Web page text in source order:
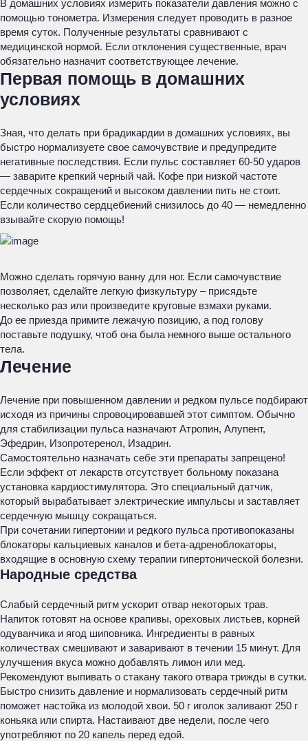
В домашних условиях измерить показатели давления можно с
помощью тонометра. Измерения следует проводить в разное
время суток. Полученные результаты сравнивают с
медицинской нормой. Если отклонения существенные, врач
обязательно назначит соответствующее лечение.
Первая помощь в домашних
условиях
Зная, что делать при брадикардии в домашних условиях, вы
быстро нормализуете свое самочувствие и предупредите
негативные последствия. Если пульс составляет 60-50 ударов
— заварите крепкий черный чай. Кофе при низкой частоте
сердечных сокращений и высоком давлении пить не стоит.
Если количество сердцебиений снизилось до 40 — немедленно
взывайте скорую помощь!
Можно сделать горячую ванну для ног. Если самочувствие
позволяет, сделайте легкую физкультуру – присядьте
несколько раз или произведите круговые взмахи руками.
До ее приезда примите лежачую позицию, а под голову
поставьте подушку, чтоб она была немного выше остального
тела.
Лечение
Лечение при повышенном давлении и редком пульсе подбирают
исходя из причины спровоцировавшей этот симптом. Обычно
для стабилизации пульса назначают Атропин, Алупент,
Эфедрин, Изопротеренол, Изадрин.
Самостоятельно назначать себе эти препараты запрещено!
Если эффект от лекарств отсутствует больному показана
установка кардиостимулятора. Это специальный датчик,
который вырабатывает электрические импульсы и заставляет
сердечную мышцу сокращаться.
При сочетании гипертонии и редкого пульса противопоказаны
блокаторы кальциевых каналов и бета-адреноблокаторы,
входящие в основную схему терапии гипертонической болезни.
Народные средства
Слабый сердечный ритм ускорит отвар некоторых трав.
Напиток готовят на основе крапивы, ореховых листьев, корней
одуванчика и ягод шиповника. Ингредиенты в равных
количествах смешивают и заваривают в течении 15 минут. Для
улучшения вкуса можно добавлять лимон или мед.
Рекомендуют выпивать о стакану такого отвара трижды в сутки.
Быстро снизить давление и нормализовать сердечный ритм
поможет настойка из молодой хвои. 50 г иголок заливают 250 г
коньяка или спирта. Настаивают две недели, после чего
употребляют по 20 капель перед едой.